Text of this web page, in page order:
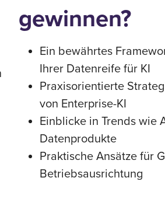
gewinnen?
Ein bewährtes
Ihrer Datenreife für KI
Praxisorientierte
von Enterprise-KI
Einblicke in Trends wie
Datenprodukte
Praktische Ansätze für
Betriebsausrichtung